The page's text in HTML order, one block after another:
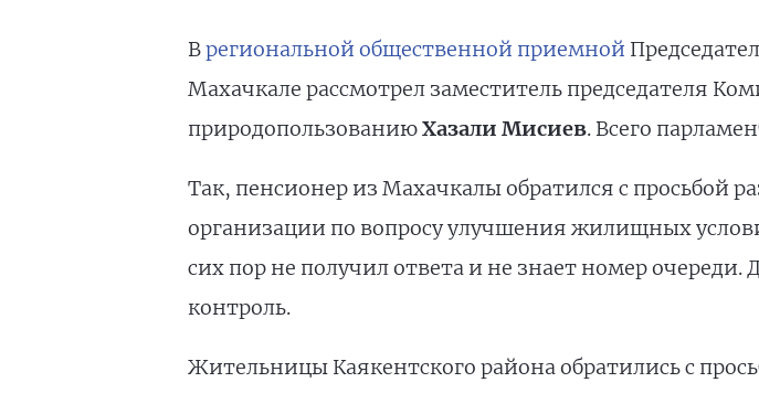
Врегиональной общественной приемной
Махачкале рассмотрел заместитель председателя
природопользованиюХазали Мисиев. Всего
Так, пенсионер из Махачкалы обратился с просьбой
организации по вопросу улучшения жилищных
сих пор не получил ответа и не знает номер
контроль.
Жительницы Каякентского района обратились с